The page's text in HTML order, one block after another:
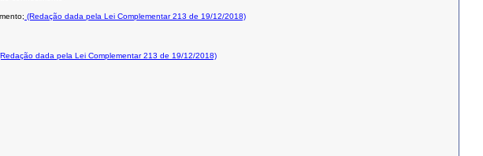
(Redação dada pela Lei Complementar 213 de 19/12/2018)
dada pela Lei Complementar 213 de 19/12/2018)